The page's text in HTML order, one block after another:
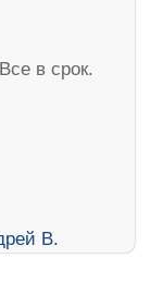
в срок.